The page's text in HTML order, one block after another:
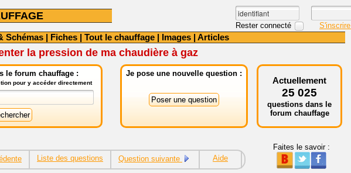
Rester connecté S'inscrire
Schémas | Fiches | Tout le chauffage | Images | Articles
la pression de ma chaudière à gaz
le forum chauffage :
pour y accéder directement
Je pose une nouvelle question :
Actuellement
25 025
questions dans le
forum chauffage
Liste des questions Question suivante Aide
Faites le savoir :